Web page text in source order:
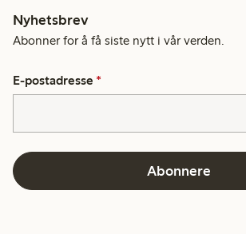
Nyhetsbrev
Abonner for å få siste nytt i vår verden.
E-postadresse *
Abonnere